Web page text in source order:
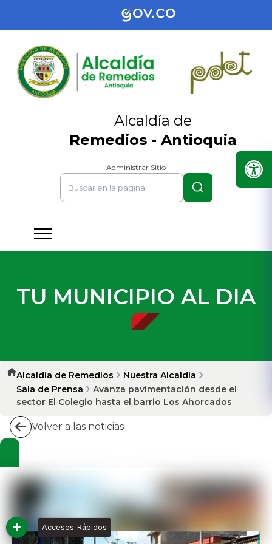
Alcaldía de
Remedios - Antioquia
Administrar Sitio
TU MUNICIPIO AL DIA
Alcaldía de Remedios
Nuestra Alcaldía
Sala de Prensa
Avanza pavimentación desde el
sector El Colegio hasta el barrio Los Ahorcados
Volver a las noticias
Accesos Rápidos